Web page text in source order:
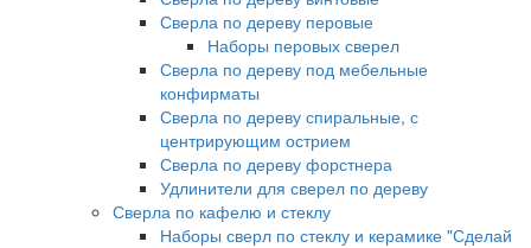
Сверла по дереву перовые
Наборы перовых сверел
Сверла по дереву под мебельные
конфирматы
Сверла по дереву спиральные, с
центрирующим острием
Сверла по дереву форстнера
Удлинители для сверел по дереву
Сверла по кафелю и стеклу
Наборы сверл по стеклу и керамике "Сделай